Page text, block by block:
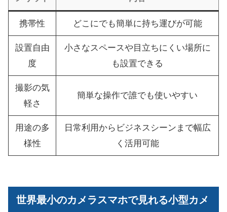
携帯性 どこにでも簡単に持ち運びが可能
設置自由
度
小さなスペースや目立ちにくい場所に
も設置できる
撮影の気
軽さ
簡単な操作で誰でも使いやすい
用途の多
様性
日常利用からビジネスシーンまで幅広
く活用可能
世界最小のカメラスマホで見れる小型カメ